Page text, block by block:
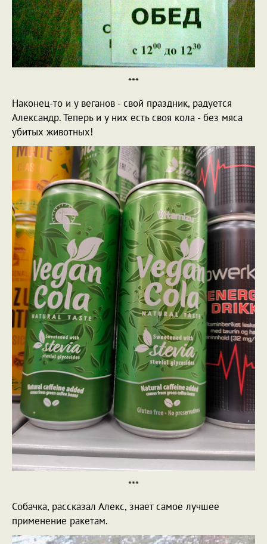
***
Наконец-то и у веганов - свой праздник, радуется
Александр. Теперь и у них есть своя кола - без мяса
убитых животных!
***
Собачка, рассказал Алекс, знает самое лучшее
применение ракетам.